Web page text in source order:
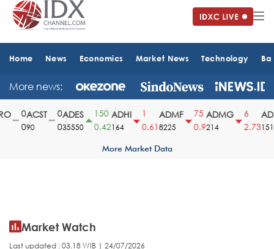
Home News Economics Market News Technology
More news:
ACST
90
ADES
35550
150
0.42
ADHI
164
0.61
ADMF
8225
75
0.9
ADMG
214
2.731510
More Market Data
Market Watch
Last updated : 03.18 WIB | 24/07/2026